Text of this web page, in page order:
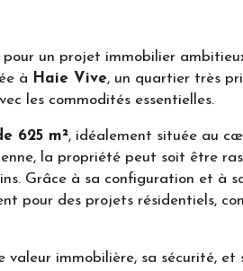
pour un projet immobilier
à Haie Vive, un quartier très
les commodités essentielles.
625 m², idéalement située au
la propriété peut soit être
Grâce à sa configuration et à
pour des projets résidentiels,
immobilière, sa sécurité, et